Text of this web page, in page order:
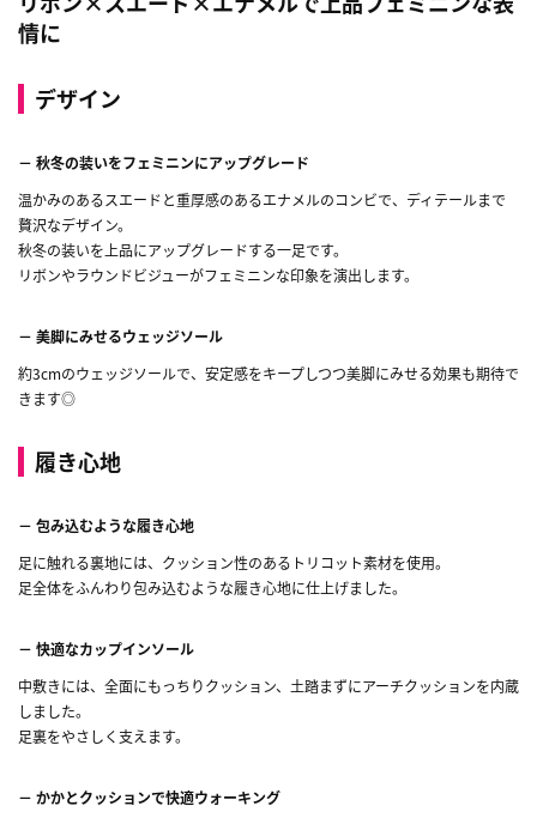
情に
デザイン
－ 秋冬の装いをフェミニンにアップグレード
温かみのあるスエードと重厚感のあるエナメルのコンビで、ディテールまで
贅沢なデザイン。
秋冬の装いを上品にアップグレードする一足です。
リボンやラウンドビジューがフェミニンな印象を演出します。
－ 美脚にみせるウェッジソール
約3cmのウェッジソールで、安定感をキープしつつ美脚にみせる効果も期待で
きます◎
履き心地
－ 包み込むような履き心地
足に触れる裏地には、クッション性のあるトリコット素材を使用。
足全体をふんわり包み込むような履き心地に仕上げました。
－ 快適なカップインソール
中敷きには、全面にもっちりクッション、土踏まずにアーチクッションを内蔵
しました。
足裏をやさしく支えます。
－ かかとクッションで快適ウォーキング